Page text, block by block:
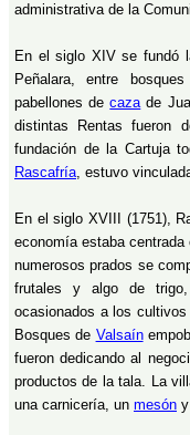
administrativa de la
En el siglo XIV se fundó
Peñalara, entre
pabellones decazade
distintas Rentas fueron
fundación de la Cartuja
Rascafría, estuvo
En el siglo XVIII (1751),
economía estaba centrada
numerosos prados se
frutales y algo de
ocasionados a los
Bosques de Valsaín
fueron dedicando al
productos de la tala. La
una carnicería, un mesón